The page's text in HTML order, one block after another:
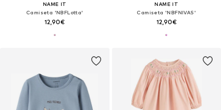
NAME IT
Camiseta 'NBFLotta'
12,90€
NAME IT
Camiseta 'NBFNIVAS'
12,90€